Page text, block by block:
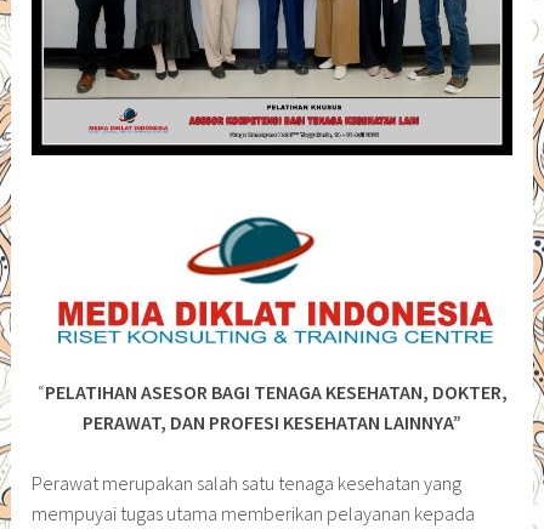
“PELATIHAN ASESOR BAGI TENAGA KESEHATAN, DOKTER,
PERAWAT, DAN PROFESI KESEHATAN LAINNYA”
Perawat merupakan salah satu tenaga kesehatan yang
mempuyai tugas utama memberikan pelayanan kepada